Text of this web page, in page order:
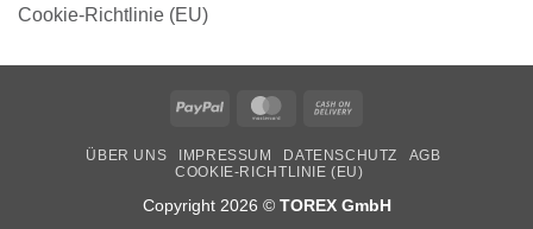
Cookie-Richtlinie (EU)
PayPal MasterCard
Delivery
ÜBER UNS IMPRESSUM DATENSCHUTZ
AGB
COOKIE-RICHTLINIE (EU)
Copyright 2026 © TOREX GmbH